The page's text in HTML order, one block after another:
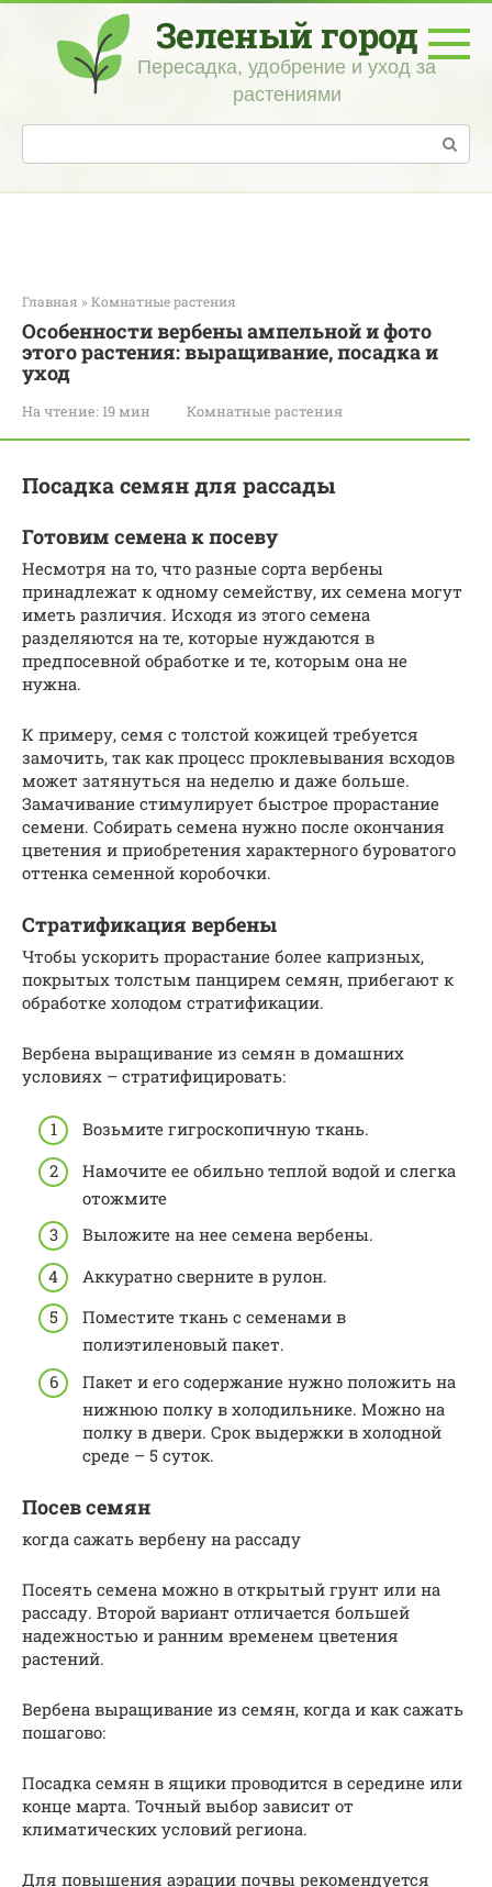
Перейти
контенту
Зеленый город
Пересадка, удобрение и уход за
растениями
Поиск:
Главная » Комнатные растения
Особенности вербены ампельной и фото
этого растения: выращивание, посадка и
уход
На чтение: 19 мин Комнатные растения
Посадка семян для рассады
Готовим семена к посеву
Несмотря на то, что разные сорта вербены
принадлежат к одному семейству, их семена могут
иметь различия. Исходя из этого семена
разделяются на те, которые нуждаются в
предпосевной обработке и те, которым она не
нужна.
К примеру, семя с толстой кожицей требуется
замочить, так как процесс проклевывания всходов
может затянуться на неделю и даже больше.
Замачивание стимулирует быстрое прорастание
семени. Собирать семена нужно после окончания
цветения и приобретения характерного буроватого
оттенка семенной коробочки.
Стратификация вербены
Чтобы ускорить прорастание более капризных,
покрытых толстым панцирем семян, прибегают к
обработке холодом стратификации.
Вербена выращивание из семян в домашних
условиях – стратифицировать:
Возьмите гигроскопичную ткань.
Намочите ее обильно теплой водой и слегка
отожмите
Выложите на нее семена вербены.
Аккуратно сверните в рулон.
Поместите ткань с семенами в
полиэтиленовый пакет.
Пакет и его содержание нужно положить на
нижнюю полку в холодильнике. Можно на
полку в двери. Срок выдержки в холодной
среде – 5 суток.
Посев семян
когда сажать вербену на рассаду
Посеять семена можно в открытый грунт или на
рассаду. Второй вариант отличается большей
надежностью и ранним временем цветения
растений.
Вербена выращивание из семян, когда и как сажать
пошагово:
Посадка семян в ящики проводится в середине или
конце марта. Точный выбор зависит от
климатических условий региона.
Для повышения аэрации почвы рекомендуется